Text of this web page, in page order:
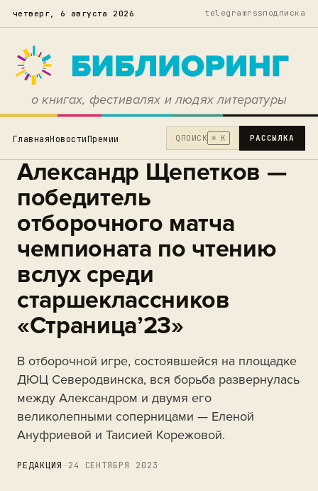
четверг, 6 августа 2026 telegramrssподписка
о книгах, фестивалях и людях литературы
ГлавнаяНовостиПремии Q ПОИСК ⌘ K РАССЫЛКА
Александр Щепетков —
победитель
отборочного матча
чемпионата по чтению
вслух среди
старшеклассников
«Страница’23»
В отборочной игре, состоявшейся на площадке
ДЮЦ Северодвинска, вся борьба развернулась
между Александром и двумя его
великолепными соперницами — Еленой
Ануфриевой и Таисией Корежовой.
РЕДАКЦИЯ · 24 СЕНТЯБРЯ 2023